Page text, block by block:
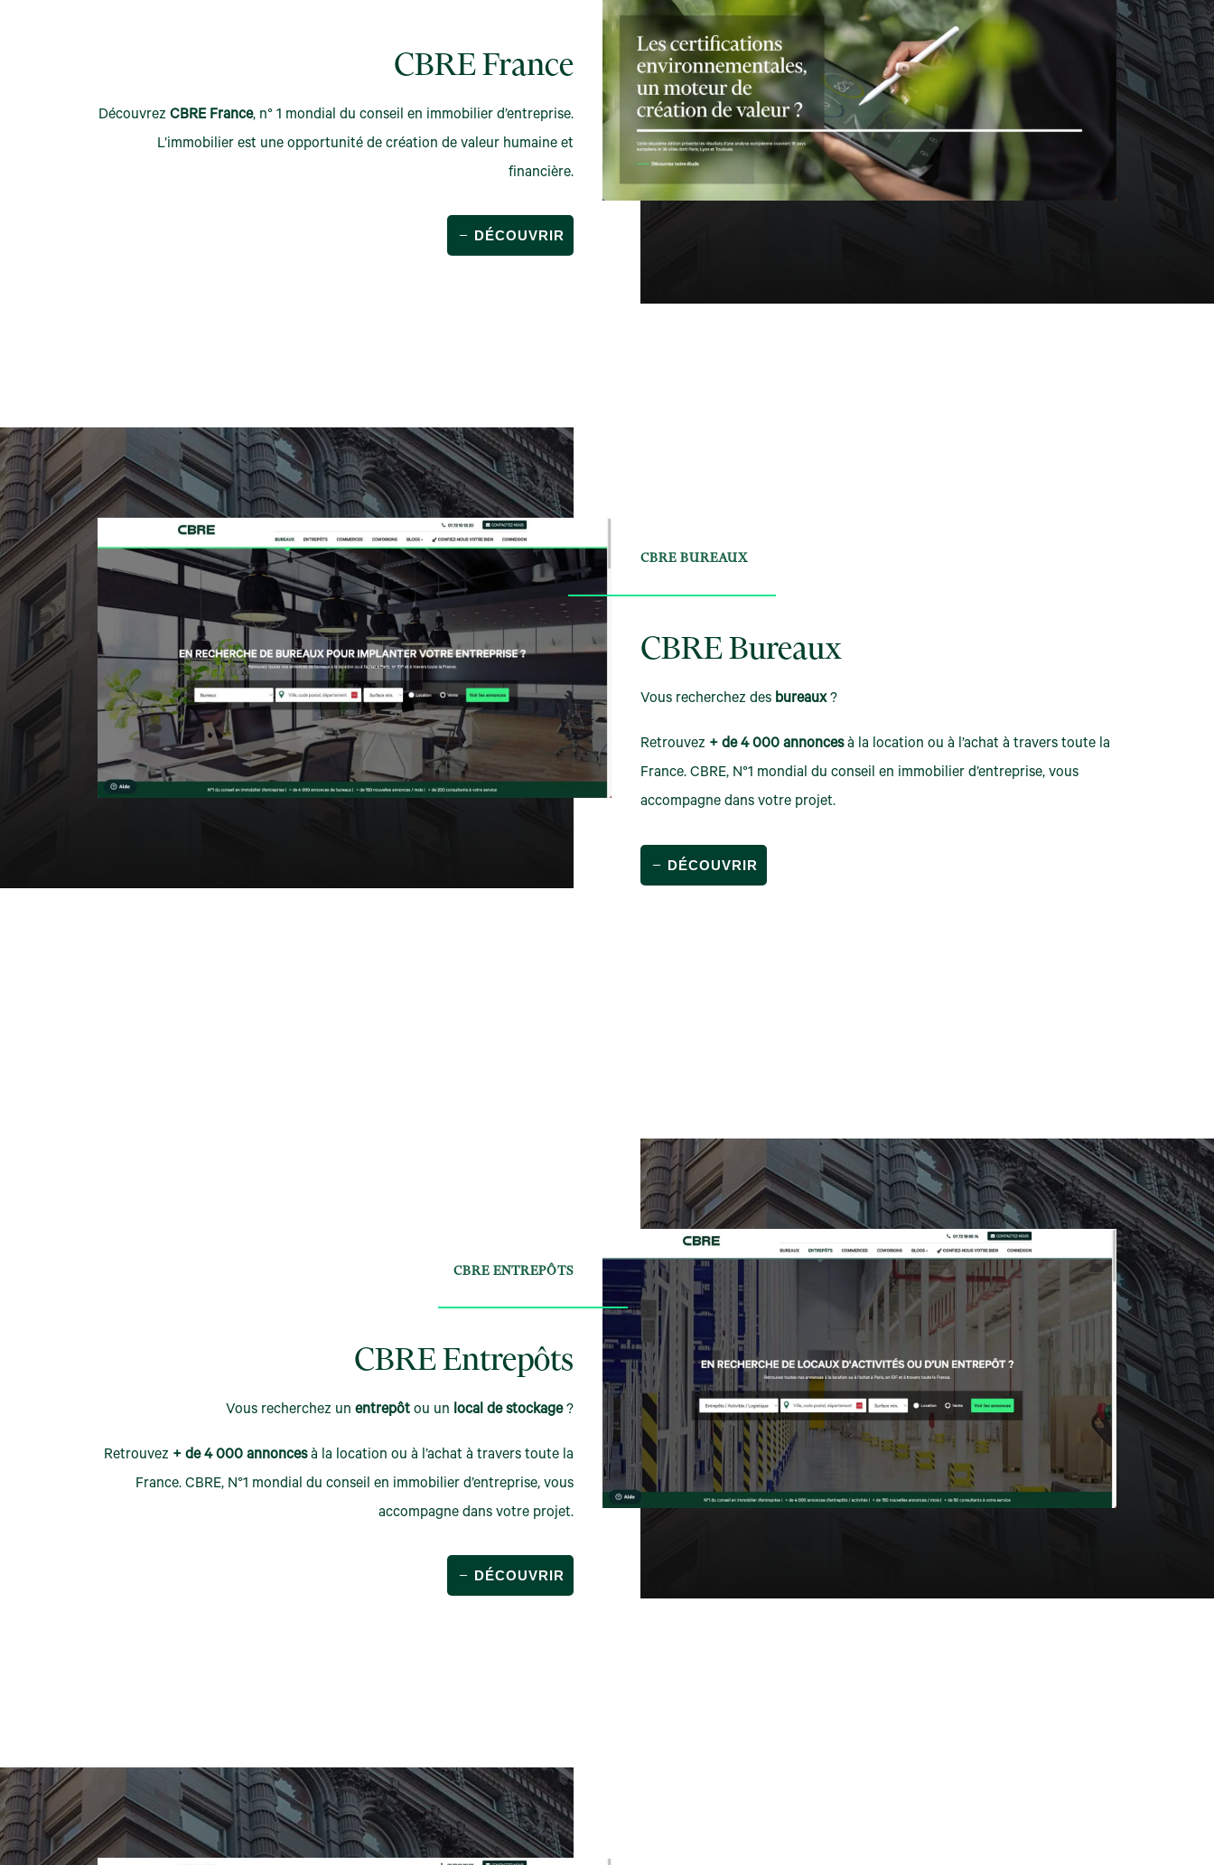
CBRE France
DécouvrezCBRE France, n° 1 mondial du conseil en immobilier d’entreprise.
L’immobilier est une opportunité de création de valeur humaine et
financière.
DÉCOUVRIR
CBRE BUREAUX
CBRE Bureaux
Vous recherchez des bureaux?
Retrouvez + de 4 000 annoncesà la location ou à l’achat à travers toute la
France. CBRE, N°1 mondial du conseil en immobilier d’entreprise, vous
accompagne dans votre projet.
DÉCOUVRIR
CBRE ENTREPÔTS
CBRE Entrepôts
Vous recherchez unentrepôt ou un local de stockage?
Retrouvez + de 4 000 annoncesà la location ou à l’achat à travers toute la
France. CBRE, N°1 mondial du conseil en immobilier d’entreprise, vous
accompagne dans votre projet.
DÉCOUVRIR